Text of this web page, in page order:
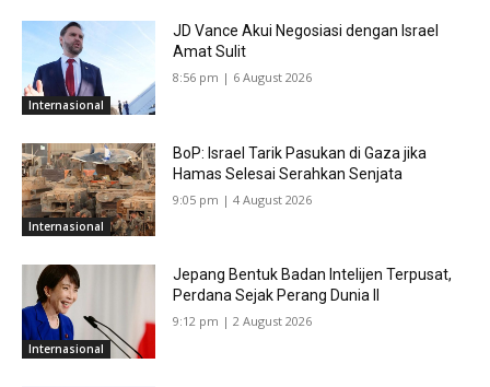
Internasional
JD Vance Akui Negosiasi dengan Israel
Amat Sulit
8:56 pm | 6 August 2026
Internasional
BoP: Israel Tarik Pasukan di Gaza jika
Hamas Selesai Serahkan Senjata
9:05 pm | 4 August 2026
Internasional
Jepang Bentuk Badan Intelijen Terpusat,
Perdana Sejak Perang Dunia II
9:12 pm | 2 August 2026